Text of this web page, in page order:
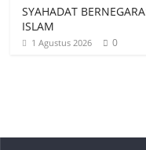
SYAHADAT
ISLAM
1 Agustus 2026 0